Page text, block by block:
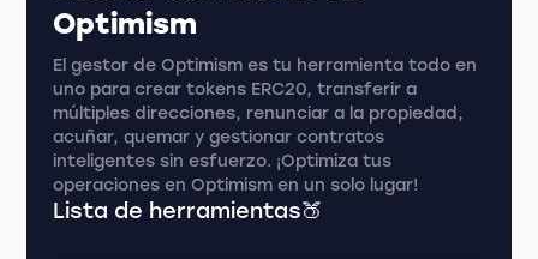
Optimism
El gestor de Optimism es tu herramienta todo en
uno para crear tokens ERC20, transferir a
múltiples direcciones, renunciar a la propiedad,
acuñar, quemar y gestionar contratos
inteligentes sin esfuerzo. ¡Optimiza tus
operaciones en Optimism en un solo lugar!
Lista de herramientas🍑